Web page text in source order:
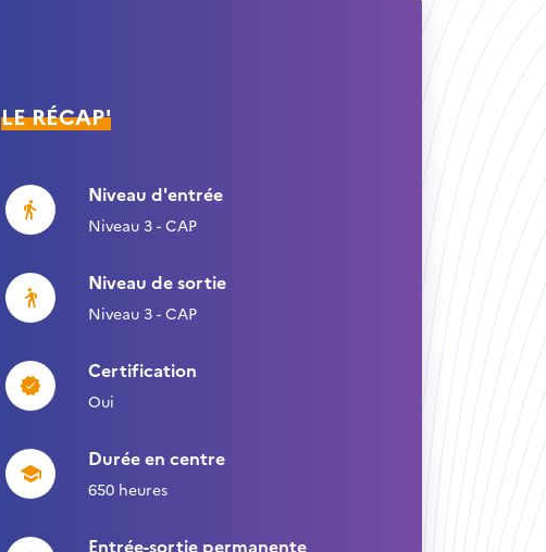
LE RÉCAP'
Niveau d'entrée
Niveau 3 - CAP
Niveau de sortie
Niveau 3 - CAP
Certification
Oui
Durée en centre
650 heures
Entrée-sortie permanente